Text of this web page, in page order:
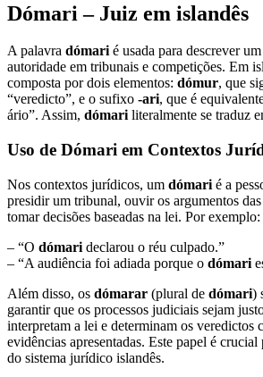
Dómari – Juiz em islandês
A palavra dómarié usada para descrever
autoridade em tribunais e competições. Em
composta por dois elementos: dómur, que
“veredicto”, e o sufixo -ari, que é
ário”. Assim, dómariliteralmente se traduz
Uso de Dómari em Contextos
Nos contextos jurídicos, um dómari é a
presidir um tribunal, ouvir os argumentos
tomar decisões baseadas na lei. Por exemplo:
– “O dómari declarou o réu culpado.”
– “A audiência foi adiada porque o dómari
Além disso, os dómarar (plural de dómari)
garantir que os processos judiciais sejam
interpretam a lei e determinam os veredictos
evidências apresentadas. Este papel é
do sistema jurídico islandês.